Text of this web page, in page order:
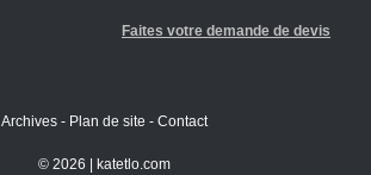
Faites votre demande de devis
Archives- Plan de site - Contact
© 2026 | katetlo.com